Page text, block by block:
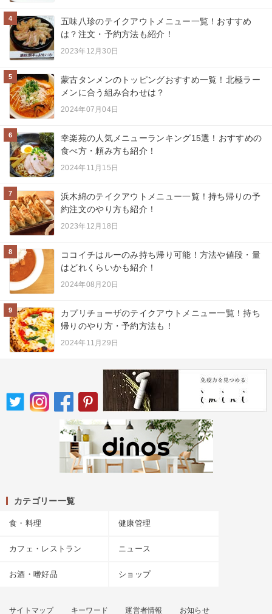
4
五味八珍のテイクアウトメニュー一覧！おすすめ
は？注文・予約方法も紹介！
2023年12月30日
5
蒙古タンメンのトッピングおすすめ一覧！北極ラー
メンに合う組み合わせは？
2024年07月04日
6
幸楽苑の人気メニューランキング15選！おすすめの
食べ方・頼み方も紹介！
2024年11月15日
7
浜木綿のテイクアウトメニュー一覧！持ち帰りの予
約注文のやり方も紹介！
2023年12月18日
8
ココイチはルーのみ持ち帰り可能！方法や値段・量
はどれくらいかも紹介！
2024年08月20日
9
カプリチョーザのテイクアウトメニュー一覧！持ち
帰りのやり方・予約方法も！
2024年11月29日
カテゴリー一覧
食・料理 健康管理
カフェ・レストラン ニュース
お酒・嗜好品 ショップ
サイトマップ キーワード 運営者情報 お知らせ